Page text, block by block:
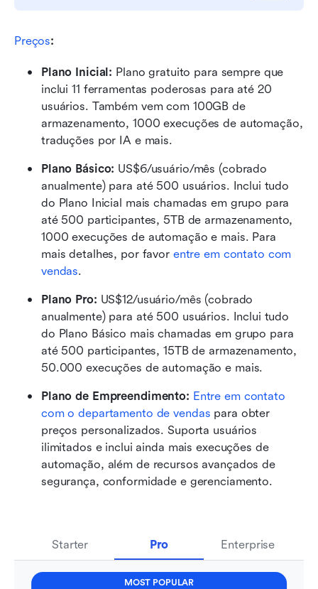
Preços:
Plano Inicial: Plano gratuito para sempre que
inclui 11 ferramentas poderosas para até 20
usuários. Também vem com 100GB de
armazenamento, 1000 execuções de automação,
traduções por IA e mais.
Plano Básico: US$6/usuário/mês (cobrado
anualmente) para até 500 usuários. Inclui tudo
do Plano Inicial mais chamadas em grupo para
até 500 participantes, 5TB de armazenamento,
1000 execuções de automação e mais. Para
mais detalhes, por favor entre em contato com
vendas.
Plano Pro: US$12/usuário/mês (cobrado
anualmente) para até 500 usuários. Inclui tudo
do Plano Básico mais chamadas em grupo para
até 500 participantes, 15TB de armazenamento,
50.000 execuções de automação e mais.
Plano de Empreendimento: Entre em contato
com o departamento de vendas para obter
preços personalizados. Suporta usuários
ilimitados e inclui ainda mais execuções de
automação, além de recursos avançados de
segurança, conformidade e gerenciamento.
Starter Pro Enterprise
MOST POPULAR